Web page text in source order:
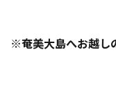
※奄美大島へお越し